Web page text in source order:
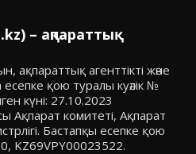
– ақпараттық
ақпараттық агенттікті және
қою туралы куәлік №
күні: 27.10.2023
Ақпарат комитеті, Ақпарат
Бастапқы есепке қою
KZ69VPY00023522.